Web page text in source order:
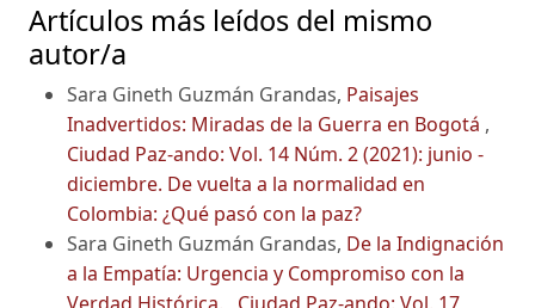
Artículos más leídos del mismo
autor/a
Sara Gineth Guzmán Grandas, Paisajes
Inadvertidos: Miradas de la Guerra en Bogotá ,
Ciudad Paz-ando: Vol. 14 Núm. 2 (2021): junio -
diciembre. De vuelta a la normalidad en
Colombia: ¿Qué pasó con la paz?
Sara Gineth Guzmán Grandas, De la Indignación
a la Empatía: Urgencia y Compromiso con la